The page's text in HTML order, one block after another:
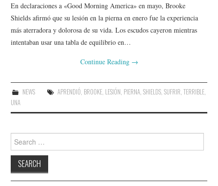
En declaraciones a «Good Morning America» ​​en mayo, Brooke
Shields afirmó que su lesión en la pierna en enero fue la experiencia
más aterradora y dolorosa de su vida. Los escudos cayeron mientras
intentaban usar una tabla de equilibrio en…
Continue Reading →
NEWS APRENDIÓ, BROOKE, LESIÓN, PIERNA, SHIELDS, SUFRIR, TERRIBLE,
UNA
Search
for: